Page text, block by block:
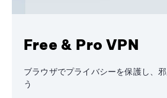
Free & Pro VPN
ブラウザでプライバシーを保護し、
う